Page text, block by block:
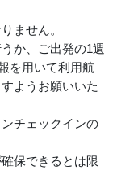
ません。
か、ご出発の1週
を用いて利用航
ようお願いいた
チェックインの
保できるとは限